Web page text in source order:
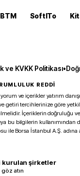
BTM SoftITo
ve KVKK Politikası•
REDDİ
ve içerikler yatırım
tercihlerinize göre yetkili
İçeriklerin doğruluğu
bu bilgilerin kullanımından
ile Borsa İstanbul A.Ş.
kurulan şirketler
atın